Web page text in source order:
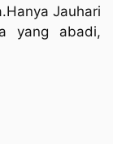
Jauhari
yang abadi,